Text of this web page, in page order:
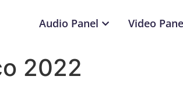
Audio Panel Video
2022